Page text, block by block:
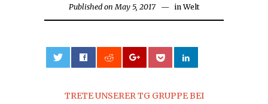
Published on May 5, 2017 in Welt
TRETE UNSERER TG GRUPPE BEI